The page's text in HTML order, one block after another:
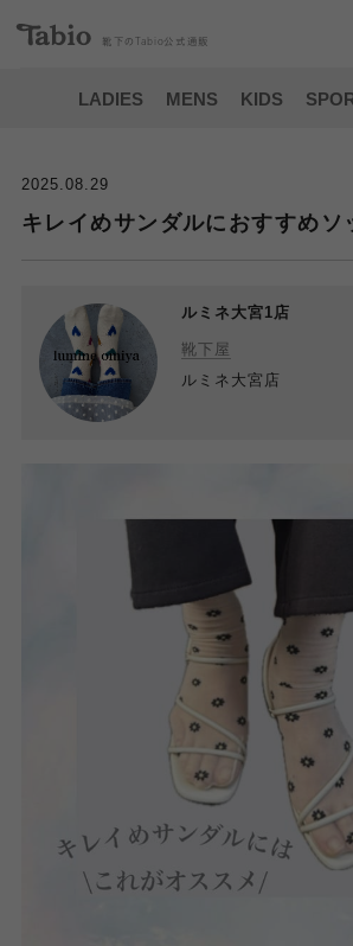
靴下の Tabio 公式通販
LADIES MENS KIDS
2025.08.29
キレイめサンダルにおすすめソ
ルミネ大宮1店
靴下屋
ルミネ大宮店